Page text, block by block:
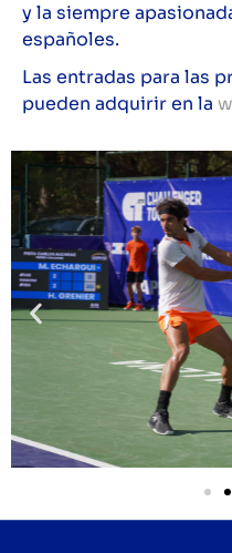
y la siempre
españoles.
Las entradas para las
pueden adquirir en la